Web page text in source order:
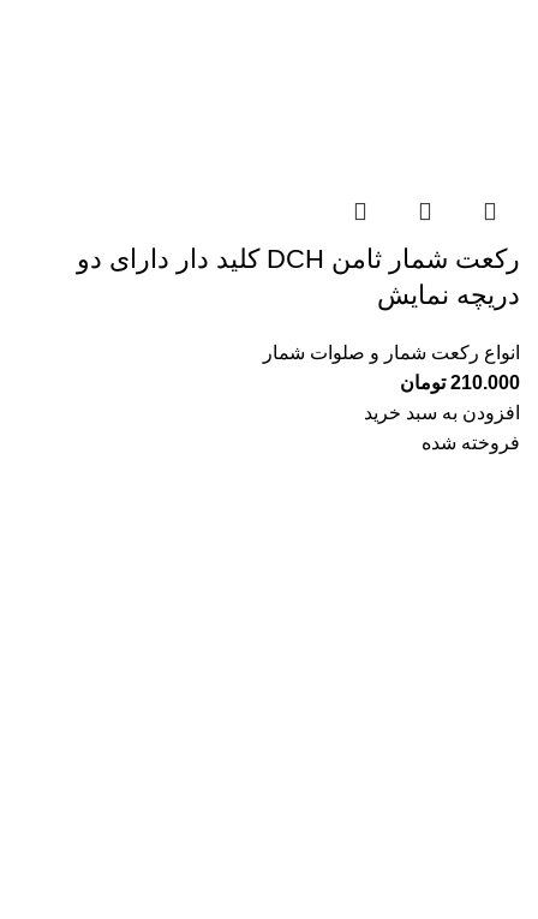
رکعت شمار ثامن DCH کلید دار دارای دو
دریچه نمایش
انواع رکعت شمار و صلوات شمار
210.000 تومان
افزودن به سبد خرید
فروخته شده